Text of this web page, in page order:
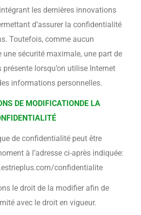
les dernières innovations
d’assurer la confidentialité
Toutefois, comme aucun
une sécurité maximale, une part de
lorsqu’on utilise Internet
informations personnelles.
DE MODIFICATIONDE LA
de confidentialité peut être
à l’adresse ci-après indiquée:
confidentialite
le droit de la modifier afin de
avec le droit en vigueur.